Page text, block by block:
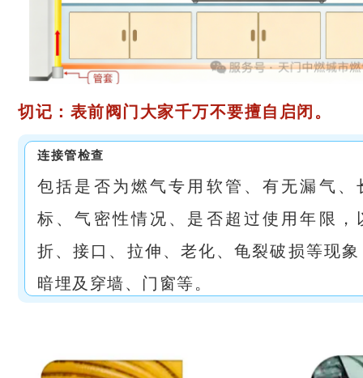
切记： 表前阀门 大家千万不要擅自启闭。
连接管检查
包括是否为燃气专用软管、有无漏气、
标、气密性情况、是否超过使用年限，
折、接口、拉伸、老化、龟裂破损等现
暗埋及穿墙、门窗等。